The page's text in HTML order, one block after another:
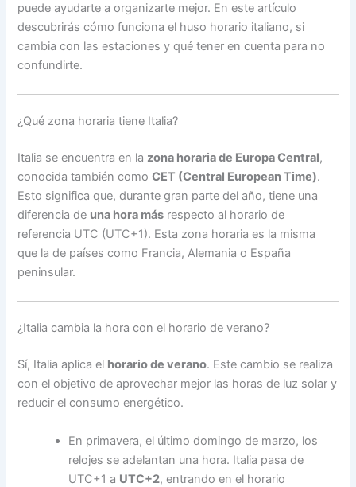
puede ayudarte a organizarte mejor. En este artículo
descubrirás cómo funciona el huso horario italiano, si
cambia con las estaciones y qué tener en cuenta para no
confundirte.
¿Qué zona horaria tiene Italia?
Italia se encuentra en la zona horaria de Europa Central,
conocida también comoCET (Central European Time).
Esto significa que, durante gran parte del año, tiene una
diferencia de una hora más respecto al horario de
referencia UTC (UTC+1). Esta zona horaria es la misma
que la de países como Francia, Alemania o España
peninsular.
¿Italia cambia la hora con el horario de verano?
Sí, Italia aplica el horario de verano. Este cambio se realiza
con el objetivo de aprovechar mejor las horas de luz solar y
reducir el consumo energético.
En primavera, el último domingo de marzo, los
relojes se adelantan una hora. Italia pasa de
UTC+1 a UTC+2, entrando en el horario